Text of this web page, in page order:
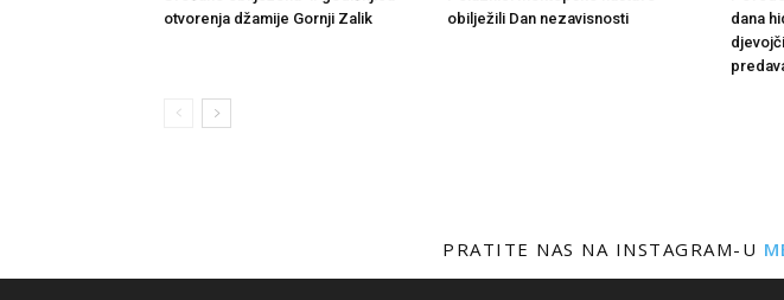
otvorenja džamije Gornji Zalik
obilježili Dan nezavisnosti
dana
PRATITE NAS NA INSTAGRAM-U